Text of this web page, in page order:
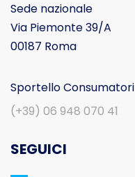
Sede nazionale
Via Piemonte 39/A
00187 Roma
Sportello Consumatori
(+39) 06 948 070 41
SEGUICI